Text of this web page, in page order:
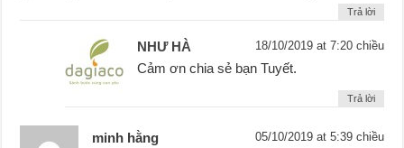
Trả lời
NHƯ HÀ 18/10/2019 at 7:20 chiều
Cảm ơn chia sẻ bạn Tuyết.
Trả lời
minh hằng 05/10/2019 at 5:39 chiều